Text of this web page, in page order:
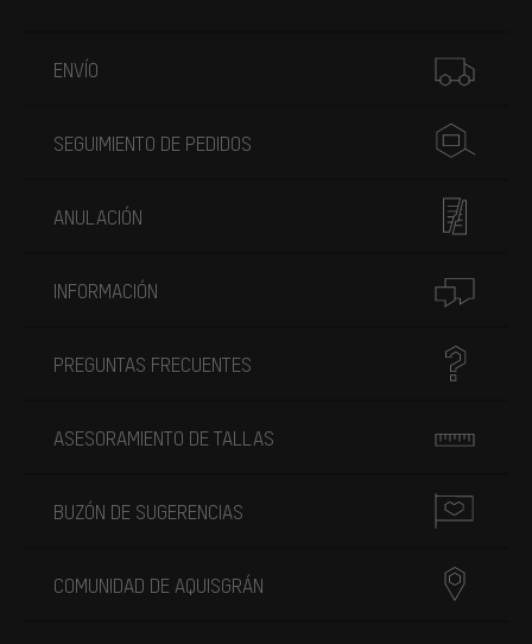
ENVÍO
SEGUIMIENTO DE PEDIDOS
ANULACIÓN
INFORMACIÓN
PREGUNTAS FRECUENTES
ASESORAMIENTO DE TALLAS
BUZÓN DE SUGERENCIAS
COMUNIDAD DE AQUISGRÁN